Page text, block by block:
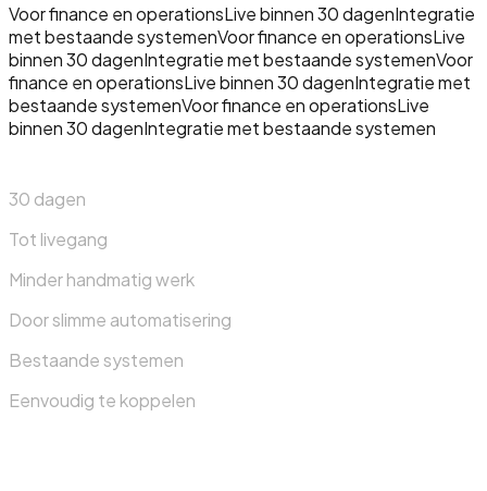
Voor finance en operationsLive binnen 30 dagenIntegratie
met bestaande systemenVoor finance en operationsLive
binnen 30 dagenIntegratie met bestaande systemenVoor
finance en operationsLive binnen 30 dagenIntegratie met
bestaande systemenVoor finance en operationsLive
binnen 30 dagenIntegratie met bestaande systemen
30 dagen
Tot livegang
Minder handmatig werk
Door slimme automatisering
Bestaande systemen
Eenvoudig te koppelen